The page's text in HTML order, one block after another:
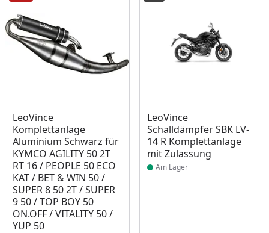
LeoVince
Komplettanlage
Aluminium Schwarz für
KYMCO AGILITY 50 2T
RT 16 / PEOPLE 50 ECO
KAT / BET & WIN 50 /
SUPER 8 50 2T / SUPER
9 50 / TOP BOY 50
ON.OFF / VITALITY 50 /
YUP 50
Produkt am Lager
LeoVince
Schalldämpfer SBK LV-
14 R Komplettanlage
mit Zulassung
Produkt am Lager
Am Lager